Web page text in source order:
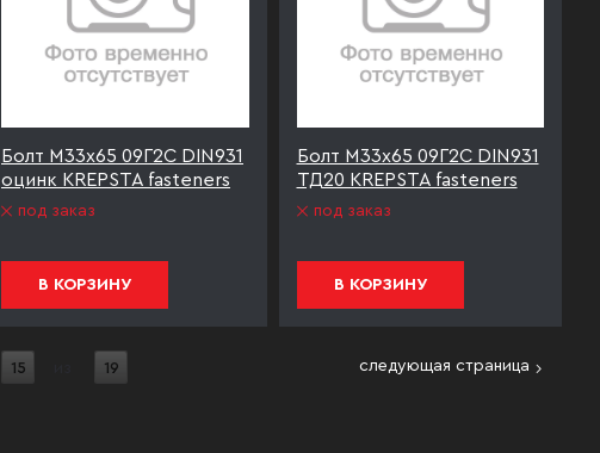
Болт М33х65 09Г2С DIN931
оцинк KREPSTA fasteners
под заказ
В КОРЗИНУ
Болт М33х65 09Г2С DIN931
ТД20 KREPSTA fasteners
под заказ
В КОРЗИНУ
15 19 следующая страница